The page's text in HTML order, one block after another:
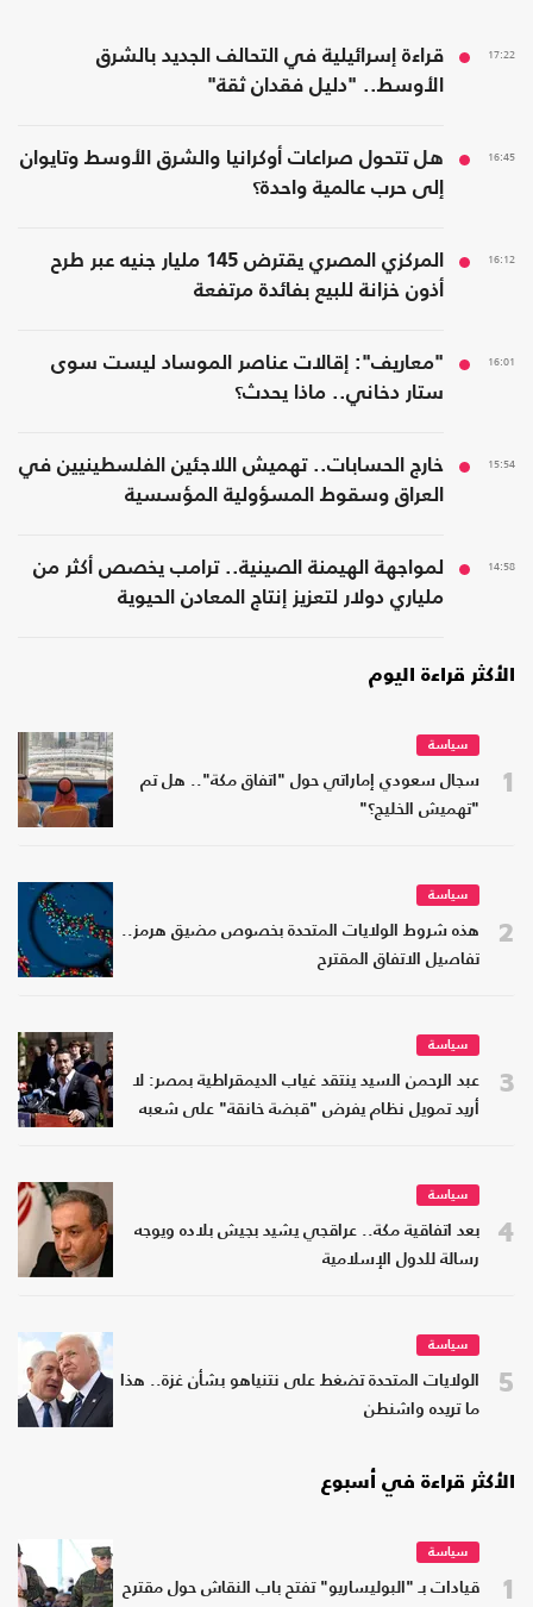
17:22
قراءة إسرائيلية في التحالف الجديد بالشرق
الأوسط.. "دليل فقدان ثقة"
16:45
هل تتحول صراعات أوكرانيا والشرق الأوسط وتايوان
إلى حرب عالمية واحدة؟
16:12
المركزي المصري يقترض 145 مليار جنيه عبر طرح
أذون خزانة للبيع بفائدة مرتفعة
16:01
"معاريف": إقالات عناصر الموساد ليست سوى
ستار دخاني.. ماذا يحدث؟
15:54
خارج الحسابات.. تهميش اللاجئين الفلسطينيين في
العراق وسقوط المسؤولية المؤسسية
14:58
لمواجهة الهيمنة الصينية.. ترامب يخصص أكثر من
ملياري دولار لتعزيز إنتاج المعادن الحيوية
الأكثر قراءة اليوم
1
سياسة
سجال سعودي إماراتي حول "اتفاق مكة".. هل تم
"تهميش الخليج؟"
2
سياسة
هذه شروط الولايات المتحدة بخصوص مضيق هرمز..
تفاصيل الاتفاق المقترح
3
سياسة
عبد الرحمن السيد ينتقد غياب الديمقراطية بمصر: لا
أريد تمويل نظام يفرض "قبضة خانقة" على شعبه
4
سياسة
بعد اتفاقية مكة.. عراقجي يشيد بجيش بلاده ويوجه
رسالة للدول الإسلامية
5
سياسة
الولايات المتحدة تضغط على نتنياهو بشأن غزة.. هذا
ما تريده واشنطن
الأكثر قراءة في أسبوع
1
سياسة
قيادات بـ "البوليساريو" تفتح باب النقاش حول مقترح